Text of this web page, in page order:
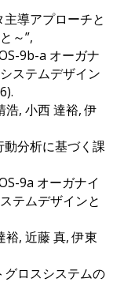
導アプローチと
～”,
9b-a オーガナ
ステムデザイン
浩, 小西 達裕, 伊
動分析に基づく課
9a オーガナイ
テムデザインと
裕, 近藤 真, 伊東
グロスシステムの